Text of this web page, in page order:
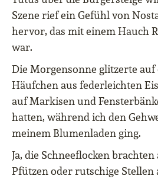
Szene rief ein Gefühl von
hervor, das mit einem Hauch
war.
Die Morgensonne glitzerte auf
Häufchen aus federleichten
auf Markisen und
hatten, während ich den
meinem Blumenladen ging.
Ja, die Schneeflocken
Pfützen oder rutschige Stellen